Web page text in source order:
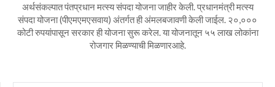
अर्थसंकल्पात पंतप्रधान मत्स्य संपदा योजना जाहीर केली. प्रधानमंत्री मत्स्य
संपदा योजना (पीएमएमएसवाय) अंतर्गत ही अंमलबजावणी केली जाईल. २०,०००
कोटी रुपयांपासून सरकार ही योजना सुरू करेल. या योजनातून ५५ लाख लोकांना
रोजगार मिळण्याची मिळणारआहे.